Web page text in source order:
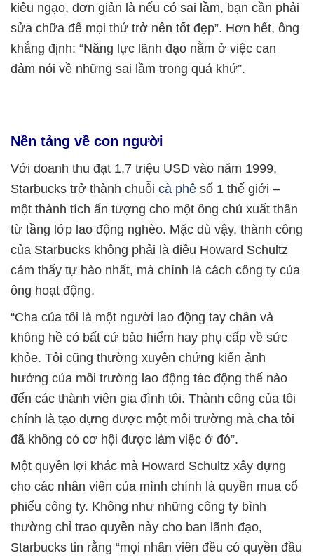
kiêu ngạo, đơn giản là nếu có sai lầm, bạn cần phải
sửa chữa để mọi thứ trở nên tốt đẹp”. Hơn hết, ông
khẳng định: “Năng lực lãnh đạo nằm ở việc can
đảm nói về những sai lầm trong quá khứ”.
Nền tảng về con người
Với doanh thu đạt 1,7 triệu USD vào năm 1999,
Starbucks trở thành chuỗi cà phê số 1 thế giới –
một thành tích ấn tượng cho một ông chủ xuất thân
từ tầng lớp lao động nghèo. Mặc dù vậy, thành công
của Starbucks không phải là điều Howard Schultz
cảm thấy tự hào nhất, mà chính là cách công ty của
ông hoạt động.
“Cha của tôi là một người lao động tay chân và
không hề có bất cứ bảo hiểm hay phụ cấp về sức
khỏe. Tôi cũng thường xuyên chứng kiến ảnh
hưởng của môi trường lao động tác động thế nào
đến các thành viên gia đình tôi. Thành công của tôi
chính là tạo dựng được một môi trường mà cha tôi
đã không có cơ hội được làm việc ở đó”.
Một quyền lợi khác mà Howard Schultz xây dựng
cho các nhân viên của mình chính là quyền mua cổ
phiếu công ty. Không như những công ty bình
thường chỉ trao quyền này cho ban lãnh đạo,
Starbucks tin rằng “mọi nhân viên đều có quyền đầu